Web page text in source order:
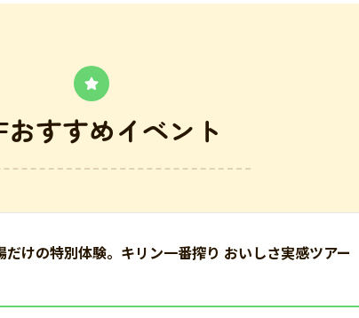
おすすめイベント
だけの特別体験。キリン一番搾り おいしさ実感ツアー